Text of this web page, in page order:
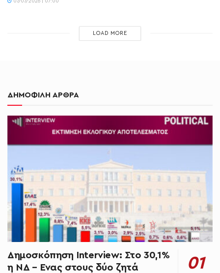
LOAD MORE
ΔΗΜΟΦΙΛΗ ΑΡΘΡΑ
Δημοσκόπηση Interview: Στο 30,1%
η ΝΔ – Ένας στους δύο ζητά